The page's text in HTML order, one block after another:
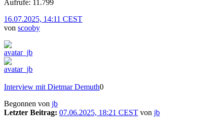
Aufrufe: 11.799
16.07.2025, 14:11 CEST
von scooby
Interview mit Dietmar Demuth0
Begonnen von jb
Letzter Beitrag: 07.06.2025, 18:21 CEST von jb